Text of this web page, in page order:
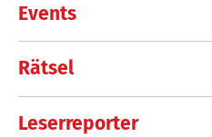
Events
Rätsel
Leserreporter